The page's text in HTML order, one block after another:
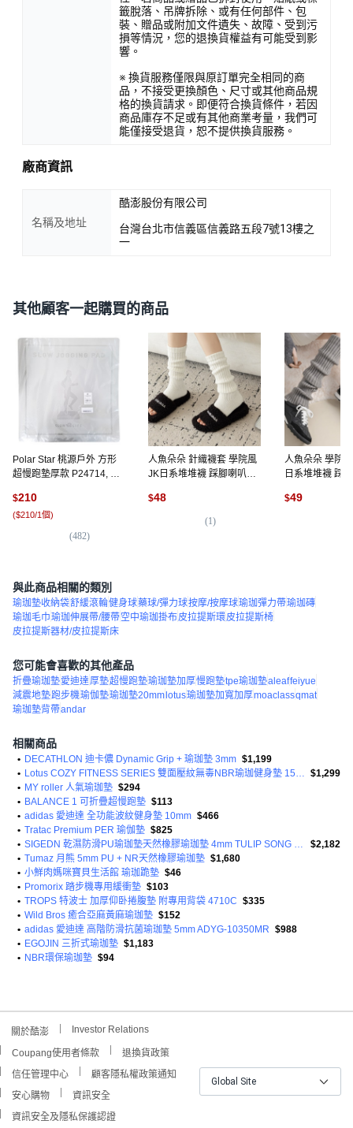
籤脫落、吊牌拆除、或有任何部件、包
裝、贈品或附加文件遺失、故障、受到污
損等情況，您的退換貨權益有可能受到影
響。
※ 換貨服務僅限與原訂單完全相同的商
品，不接受更換顏色、尺寸或其他商品規
格的換貨請求。即便符合換貨條件，若因
商品庫存不足或有其他商業考量，我們可
能僅接受退貨，恕不提供換貨服務。
廠商資訊
名稱及地址
酷澎股份有限公司
台灣台北市信義區信義路五段7號13樓之
一
其他顧客一起購買的商品
Polar Star 桃源戶外 方形
超慢跑墊厚款 P24714, 灰
$210
($210/1個)
(482)
人魚朵朵 針織襪套 學院風
JK日系堆堆襪 踩腳喇叭長
$48
(1)
人魚朵朵 學院
日系堆堆襪 踩
$49
與此商品相關的類別
瑜珈墊收納袋舒緩滾輪健身球藥球/彈力球按摩/按摩球瑜珈彈力帶瑜珈磚
瑜珈毛巾瑜珈伸展帶/腰帶空中瑜珈掛布皮拉提斯環皮拉提斯椅
皮拉提斯器材/皮拉提斯床
您可能會喜歡的其他產品
折疊瑜珈墊愛迪達厚墊超慢跑墊瑜珈墊加厚慢跑墊tpe瑜珈墊aleaffeiyue
減震地墊跑步機瑜伽墊瑜珈墊20mm lotus瑜珈墊加寬加厚moaclassqmat
瑜珈墊背帶andar
相關商品
• DECATHLON 迪卡儂 Dynamic Grip + 瑜珈墊 3mm $1,199
•
Lotus COZY FITNESS SERIES 雙面壓紋無毒NBR瑜珈健身墊 15mm $1,299
• MY roller 人氣瑜珈墊 $294
• BALANCE 1 可折疊超慢跑墊 $113
• adidas 愛迪達 全功能波紋健身墊 10mm $466
• Tratac Premium PER 瑜伽墊 $825
•
SIGEDN 乾濕防滑PU瑜珈墊天然橡膠瑜珈墊 4mm TULIP SONG 仙女墊 花神墊 3kg
$2,182
• Tumaz 月熊 5mm PU + NR天然橡膠瑜珈墊 $1,680
• 小鮮肉媽咪寶貝生活館 瑜珈跪墊 $46
• Promorix 踏步機專用緩衝墊 $103
• TROPS 特波士 加厚仰卧捲腹墊 附專用背袋 4710C $335
• Wild Bros 癒合亞麻黃麻瑜珈墊 $152
• adidas 愛迪達 高階防滑抗菌瑜珈墊 5mm ADYG-10350MR $988
• EGOJIN 三折式瑜珈墊 $1,183
• NBR環保瑜珈墊 $94
關於酷澎 Investor Relations
Coupang使用者條款
退換貨政策
信任管理中心
顧客隱私權政策通知
安心購物
資訊安全
資訊安全及隱私保護認證
Global Site